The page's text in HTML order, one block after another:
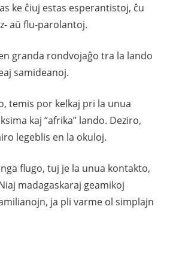
ke ĉiuj estas esperantistoj, ĉu
aŭ flu-parolantoj.
granda rondvojaĝo tra la lando
samideanoj.
temis por kelkaj pri la unua
kaj “afrika” lando. Deziro,
legeblis en la okuloj.
flugo, tuj je la unua kontakto,
madagaskaraj geamikoj
ja pli varme ol simplajn